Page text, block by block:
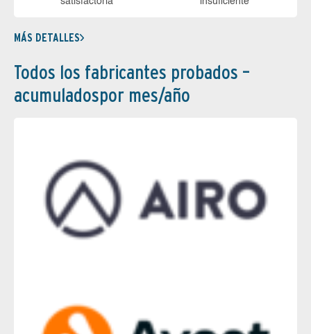
MÁS DETALLES
Todos los fabricantes probados –
acumuladospor mes/año